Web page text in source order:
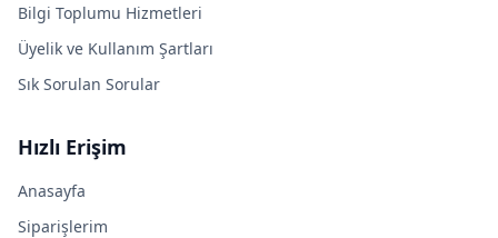
Bilgi Toplumu Hizmetleri
Üyelik ve Kullanım Şartları
Sık Sorulan Sorular
Hızlı Erişim
Anasayfa
Siparişlerim